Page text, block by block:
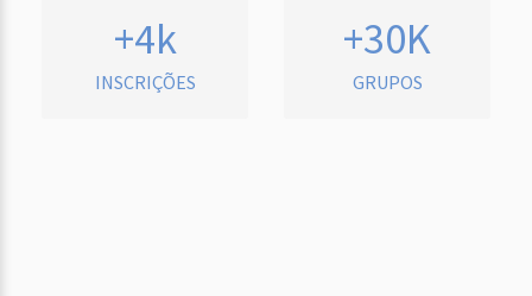
+4k
INSCRIÇÕES
+30K
GRUPOS